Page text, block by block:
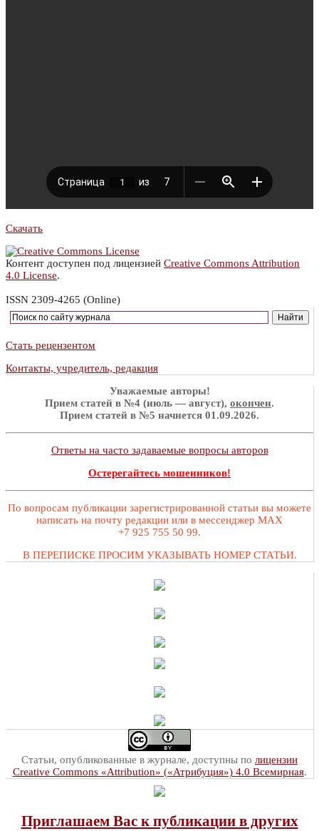
Скачать
Контент доступен под лицензией Creative Commons Attribution
4.0 License.
ISSN 2309-4265 (Online)
Стать рецензентом
Контакты, учредитель, редакция
Уважаемые авторы!
Прием статей в №4 (июль — август), окончен.
Прием статей в №5 начнется 01.09.2026.
Ответы на часто задаваемые вопросы авторов
Остерегайтесь мошенников!
По вопросам публикации зарегистрированной статьи вы можете
написать на почту редакции или в мессенджер MAX
+7 925 755 50 99.
В ПЕРЕПИСКЕ ПРОСИМ УКАЗЫВАТЬ НОМЕР СТАТЬИ.
Статьи, опубликованные в журнале, доступны по лицензии
Creative Commons «Attribution» («Атрибуция») 4.0 Всемирная.
Приглашаем Вас к публикации в других